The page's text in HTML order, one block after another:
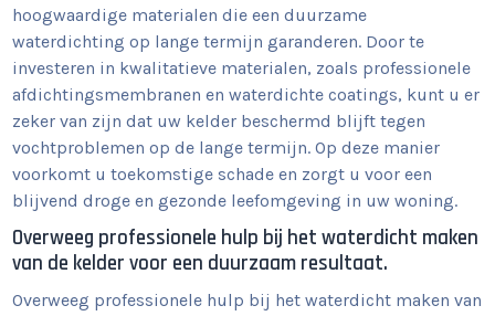
hoogwaardige materialen die een duurzame
waterdichting op lange termijn garanderen. Door te
investeren in kwalitatieve materialen, zoals professionele
afdichtingsmembranen en waterdichte coatings, kunt u er
zeker van zijn dat uw kelder beschermd blijft tegen
vochtproblemen op de lange termijn. Op deze manier
voorkomt u toekomstige schade en zorgt u voor een
blijvend droge en gezonde leefomgeving in uw woning.
Overweeg professionele hulp bij het waterdicht maken
van de kelder voor een duurzaam resultaat.
Overweeg professionele hulp bij het waterdicht maken van